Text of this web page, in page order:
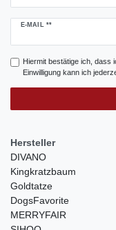
E-MAIL **
Newsletter
Hiermit bestätige ich, dass
Einwilligung kann ich
Hersteller
DIVANO
Kingkratzbaum
Goldtatze
DogsFavorite
MERRYFAIR